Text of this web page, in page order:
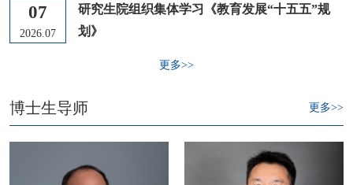
更多>>
07
2026.07
研究生院组织集体学习《教育发展“十五五”规
划》
博士生导师 更多>>